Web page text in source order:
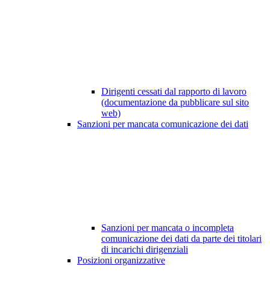
Dirigenti cessati dal rapporto di lavoro
(documentazione da pubblicare sul sito
web)
Sanzioni per mancata comunicazione dei dati
Sanzioni per mancata o incompleta
comunicazione dei dati da parte dei titolari
di incarichi dirigenziali
Posizioni organizzative